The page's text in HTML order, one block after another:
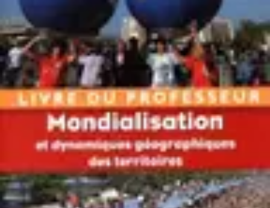
Géographie Explore
Exploration
Cartographie et outilsExploration
GéographiqueGéographie Physique Îles et régions
Géographie Explore